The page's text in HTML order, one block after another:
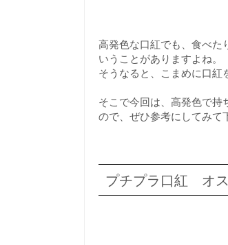
高発色な口紅でも、食べた
いうことがありますよね。
そうなると、こまめに口紅
そこで今回は、高発色で
ので、ぜひ参考にしてみ
プチプラ口紅 オ